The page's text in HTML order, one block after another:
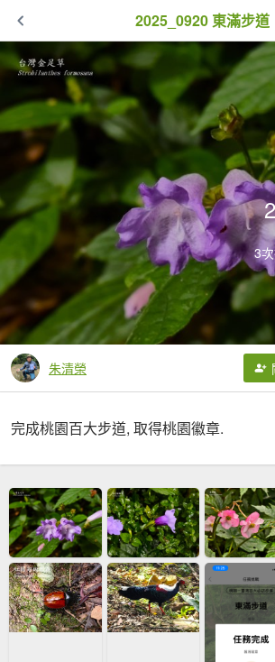
2025_0920 東滿步道
3
朱清榮
完成桃園百大步道, 取得桃園徽章.